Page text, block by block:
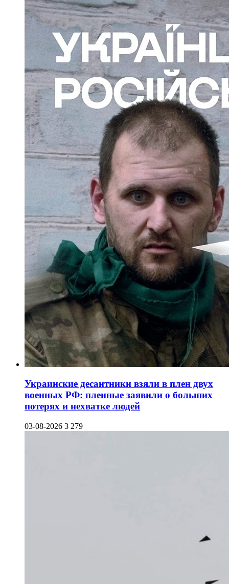
Украинские десантники взяли в плен двух
военных РФ: пленные заявили о больших
потерях и нехватке людей
03-08-2026 3 279